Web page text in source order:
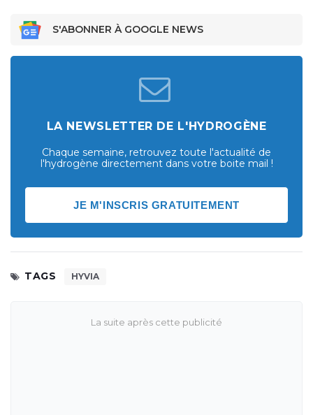
S'ABONNER À GOOGLE NEWS
LA NEWSLETTER DE L'HYDROGÈNE
Chaque semaine, retrouvez toute l'actualité de
l'hydrogène directement dans votre boite mail !
JE M'INSCRIS GRATUITEMENT
TAGS HYVIA